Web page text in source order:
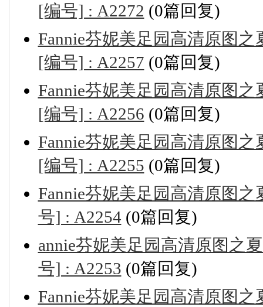
[编号] : A2272 (0篇回复)
Fannie芬妮美足园高清原图
[编号] : A2257 (0篇回复)
Fannie芬妮美足园高清原图
[编号] : A2256 (0篇回复)
Fannie芬妮美足园高清原图
[编号] : A2255 (0篇回复)
Fannie芬妮美足园高清原图
号] : A2254 (0篇回复)
annie芬妮美足园高清原图之
号] : A2253 (0篇回复)
Fannie芬妮美足园高清原图